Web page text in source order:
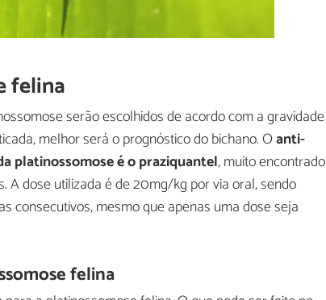
felina
serão escolhidos de acordo com a gravidade
melhor será o prognóstico do bichano. Oanti-
platinossomose é o praziquantel, muito encontrado
A dose utilizada é de 20mg/kg por via oral, sendo
consecutivos, mesmo que apenas uma dose seja
felina